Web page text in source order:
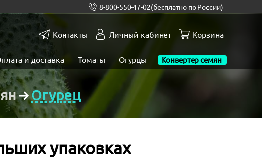
8-800-550-47-02(бесплатно по России)
Контакты Личный кабинет Корзина
и доставка Томаты Огурцы Конвертер семян
Огурец
упаковках